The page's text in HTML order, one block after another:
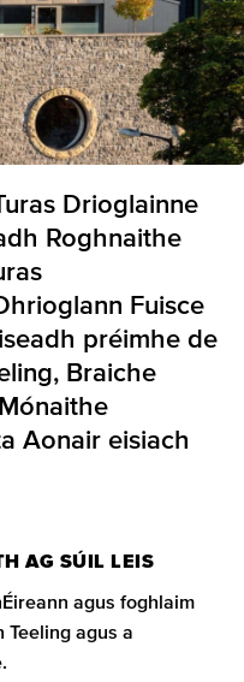
Drioglainne
Roghnaithe
Fuisce
préimhe de
Braiche
Aonair eisiach
AG SÚIL LEIS
agus foghlaim
Teeling agus a